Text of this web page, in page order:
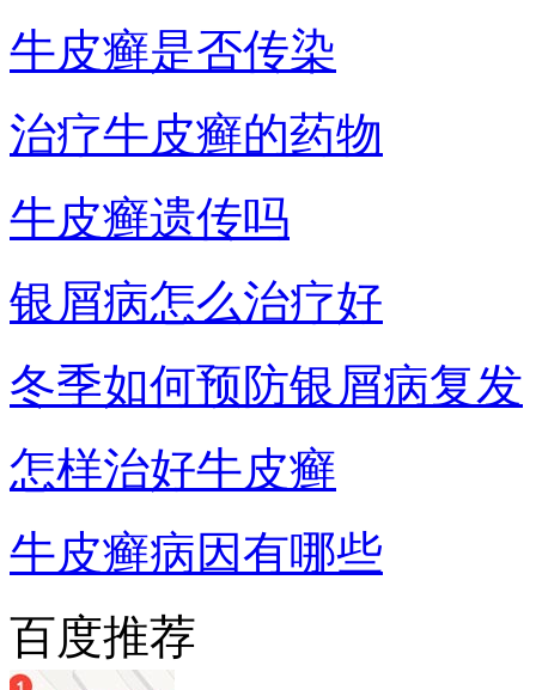
牛皮癣是否传染
治疗牛皮癣的药物
牛皮癣遗传吗
银屑病怎么治疗好
冬季如何预防银屑病复发
怎样治好牛皮癣
牛皮癣病因有哪些
百度推荐